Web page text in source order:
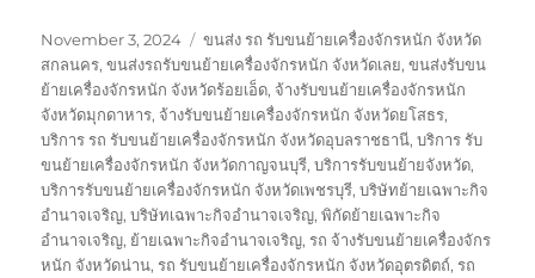
Posted
on
November 3, 2024 Tags
ขนส่ง รถ รับขนย้ายเครื่องจักรหนัก จังหวัด
สกลนคร,ขนส่งรถรับขนย้ายเครื่องจักรหนัก จังหวัดเลย,ขนส่งรับขน
ย้ายเครื่องจักรหนัก จังหวัดร้อยเอ็ด, จ้างรับขนย้ายเครื่องจักรหนัก
จังหวัดมุกดาหาร, จ้างรับขนย้ายเครื่องจักรหนัก จังหวัดยโสธร,
บริการ รถ รับขนย้ายเครื่องจักรหนัก จังหวัดอุบลราชธานี,บริการ รับ
ขนย้ายเครื่องจักรหนัก จังหวัดกาญจนบุรี,บริการรับขนย้ายจังหวัด,
บริการรับขนย้ายเครื่องจักรหนัก จังหวัดเพชรบุรี,บริษัทย้ายเฉพาะกิจ
อำนาจเจริญ,บริษัทเฉพาะกิจอำนาจเจริญ,พิกัดย้ายเฉพาะกิจ
อำนาจเจริญ, ย้ายเฉพาะกิจอำนาจเจริญ,รถ จ้างรับขนย้ายเครื่องจักร
หนัก จังหวัดน่าน,รถ รับขนย้ายเครื่องจักรหนัก จังหวัดอุตรดิตถ์,รถ